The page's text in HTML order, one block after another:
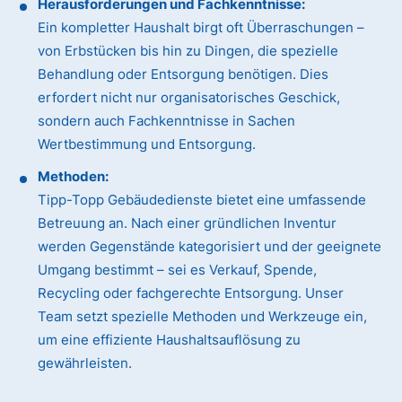
Herausforderungen und Fachkenntnisse:
Ein kompletter Haushalt birgt oft Überraschungen –
von Erbstücken bis hin zu Dingen, die spezielle
Behandlung oder Entsorgung benötigen. Dies
erfordert nicht nur organisatorisches Geschick,
sondern auch Fachkenntnisse in Sachen
Wertbestimmung und Entsorgung.
Methoden:
Tipp-Topp Gebäudedienste bietet eine umfassende
Betreuung an. Nach einer gründlichen Inventur
werden Gegenstände kategorisiert und der geeignete
Umgang bestimmt – sei es Verkauf, Spende,
Recycling oder fachgerechte Entsorgung. Unser
Team setzt spezielle Methoden und Werkzeuge ein,
um eine effiziente Haushaltsauflösung zu
gewährleisten.